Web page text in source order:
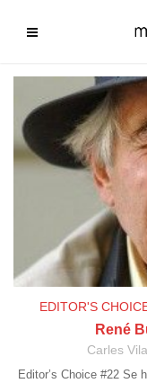
EDITOR'S
René
Carles
Editor’s Choice #22 Se